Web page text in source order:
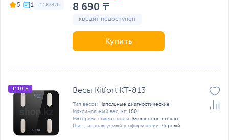
5 # 187876 8 690 ₸
кредит недоступен
Купить
+110 Б Весы Kitfort KT-813
Тип весов: Напольные диагностические
Максимальный вес, кг: 180
Материал поверхности: Закаленное стекло
Цвет, используемый в оформлении: Черный